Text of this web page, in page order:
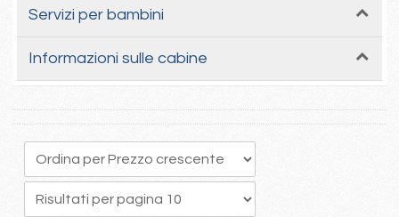
Servizi per bambini
Informazioni sulle cabine